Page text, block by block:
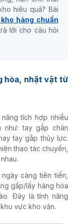
hiệu quả? Bài
hàng chuẩn
lời cho câu hỏi
hóa, nhặt vật từ
tích hợp nhiều
như: tay gắp chân
tay gắp thủy lực.
thao tác chuyền,
càng tiên tiến,
gắp/lấy hàng hóa
Đây là tính năng
vực kho vận.